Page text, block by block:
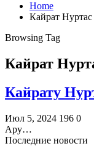
Home
Кайрат Нуртас
Browsing Tag
Кайрат
Кайрату
Июл 5, 2024 196 0
Ару…
Последние новости